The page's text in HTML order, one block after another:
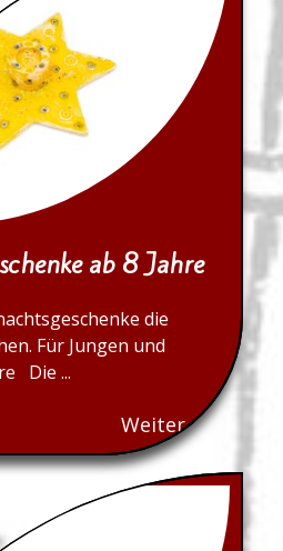
ab 8 Jahre
die
Für Jungen und
Die ...
Weiter...